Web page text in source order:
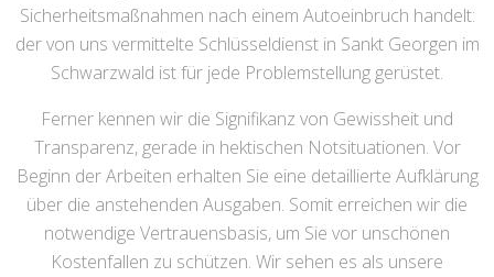
Sicherheitsmaßnahmen nach einem Autoeinbruch handelt:
der von uns vermittelte Schlüsseldienst in Sankt Georgen im
Schwarzwald ist für jede Problemstellung gerüstet.
Ferner kennen wir die Signifikanz von Gewissheit und
Transparenz, gerade in hektischen Notsituationen. Vor
Beginn der Arbeiten erhalten Sie eine detaillierte Aufklärung
über die anstehenden Ausgaben. Somit erreichen wir die
notwendige Vertrauensbasis, um Sie vor unschönen
Kostenfallen zu schützen. Wir sehen es als unsere